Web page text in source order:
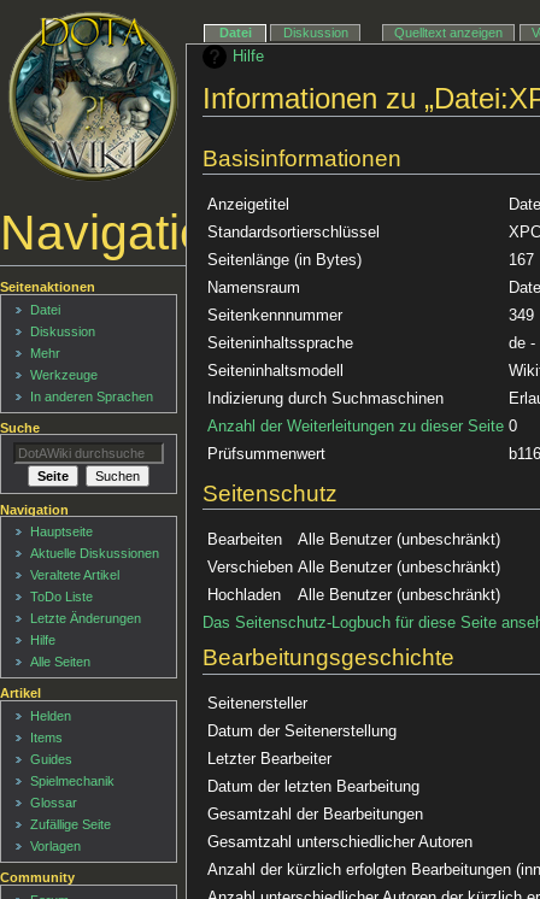
Hilfe
Informationen zu
Basisinformationen
Anzeigetitel
Standardsortierschlüssel
Seitenlänge (in Bytes)
167
Namensraum
Seitenkennnummer
349
Seiteninhaltssprache
de -
Seiteninhaltsmodell
Indizierung durch Suchmaschinen
Anzahl der Weiterleitungen zu dieser Seite 0
Prüfsummenwert
Seitenschutz
Bearbeiten
Alle Benutzer (unbeschränkt)
Verschieben Alle Benutzer (unbeschränkt)
Hochladen
Alle Benutzer (unbeschränkt)
Das Seitenschutz-Logbuch für diese Seite
Bearbeitungsgeschichte
Seitenersteller
Datum der Seitenerstellung
Letzter Bearbeiter
Datum der letzten Bearbeitung
Gesamtzahl der Bearbeitungen
Gesamtzahl unterschiedlicher Autoren
Anzahl der kürzlich erfolgten Bearbeitungen
Navigationsmenü
Datei Diskussion Quelltext anzeigen
Seitenaktionen
Datei
Diskussion
Mehr
Werkzeuge
In anderen Sprachen
Suche
Navigation
Hauptseite
Aktuelle Diskussionen
Veraltete Artikel
ToDo Liste
Letzte Änderungen
Hilfe
Alle Seiten
Artikel
Helden
Items
Guides
Spielmechanik
Glossar
Zufällige Seite
Vorlagen
Community